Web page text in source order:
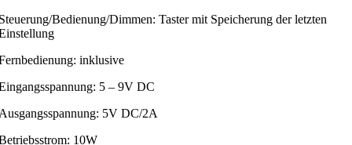
Bedienung/Dimmen: Taster mit Speicherung der letzten
inklusive
5 – 9V DC
5V DC/2A
10W